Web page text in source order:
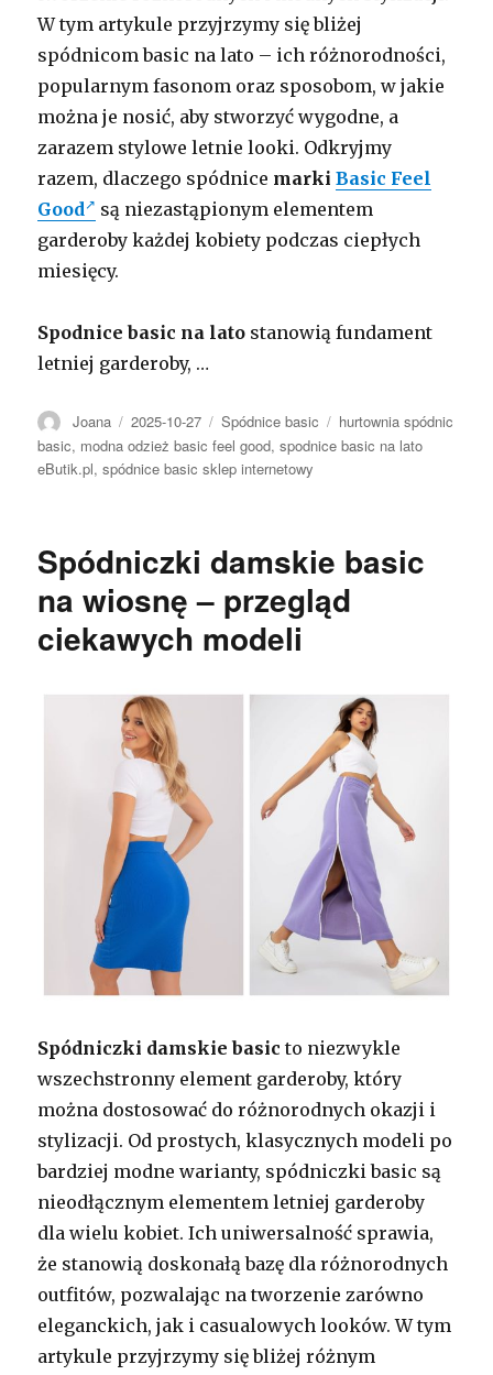
W tym artykule przyjrzymy się bliżej
spódnicom basic na lato – ich różnorodności,
popularnym fasonom oraz sposobom, w jakie
można je nosić, aby stworzyć wygodne, a
zarazem stylowe letnie looki. Odkryjmy
razem, dlaczego spódnice markiBasic Feel
Good
są niezastąpionym elementem
garderoby każdej kobiety podczas ciepłych
miesięcy.
Spodnice basic na lato stanowią fundament
letniej garderoby, …
Autor
Joana Opublikowano
2025-10-27 Kategorie
Spódnice basic Tagi
hurtownia spódnic
basic, modna odzież basic feel good,spodnice basic na lato
eButik.pl,spódnice basic sklep internetowy
Spódniczki damskie basic
na wiosnę – przegląd
ciekawych modeli
Spódniczki damskie basic to niezwykle
wszechstronny element garderoby, który
można dostosować do różnorodnych okazji i
stylizacji. Od prostych, klasycznych modeli po
bardziej modne warianty, spódniczki basic są
nieodłącznym elementem letniej garderoby
dla wielu kobiet. Ich uniwersalność sprawia,
że stanowią doskonałą bazę dla różnorodnych
outfitów, pozwalając na tworzenie zarówno
eleganckich, jak i casualowych looków. W tym
artykule przyjrzymy się bliżej różnym